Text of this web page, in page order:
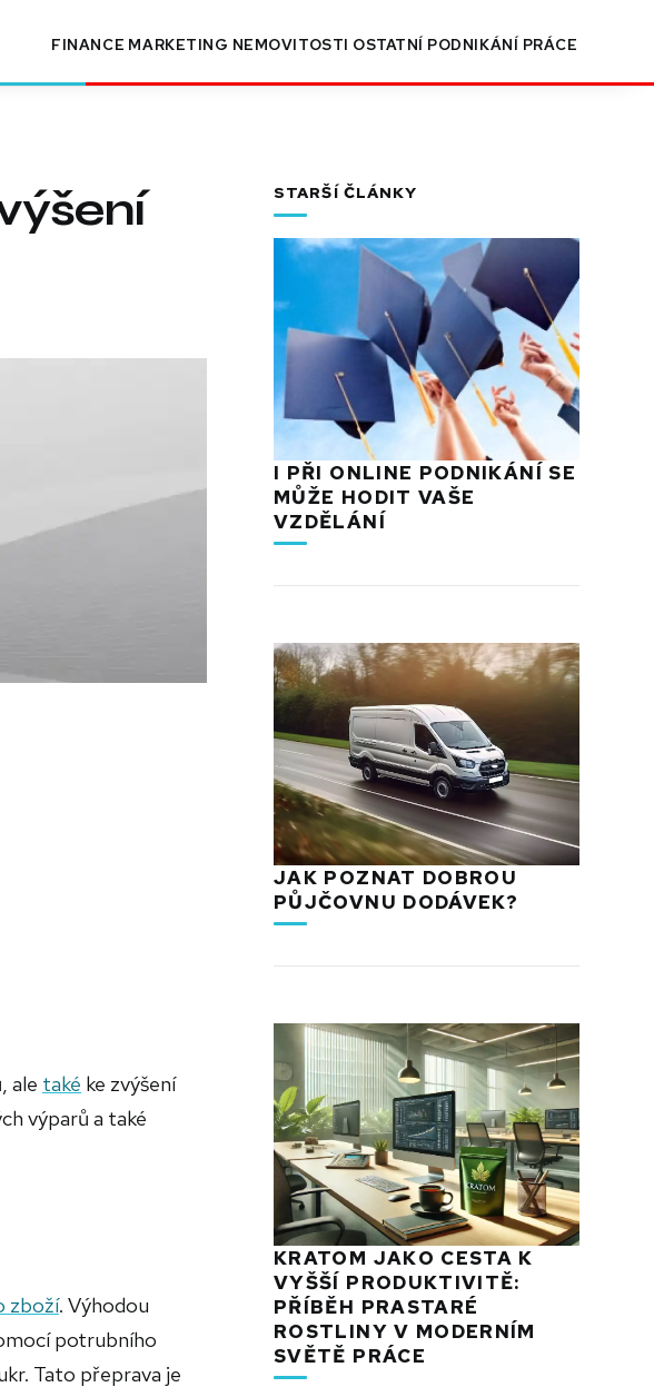
FINANCE MARKETING NEMOVITOSTI OSTATNÍ PODNIKÁNÍ PRÁCE
ale také ke zvýšení
výparů a také
zboží. Výhodou
potrubního
Tato přeprava je
STARŠÍ ČLÁNKY
I PŘI ONLINE PODNIKÁNÍ SE
MŮŽE HODIT VAŠE
VZDĚLÁNÍ
JAK POZNAT DOBROU
PŮJČOVNU DODÁVEK?
KRATOM JAKO CESTA K
VYŠŠÍ PRODUKTIVITĚ:
PŘÍBĚH PRASTARÉ
ROSTLINY V MODERNÍM
SVĚTĚ PRÁCE